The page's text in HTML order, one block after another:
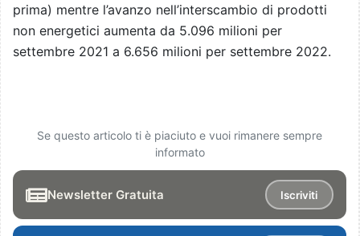
prima) mentre l’avanzo nell’interscambio di prodotti
non energetici aumenta da 5.096 milioni per
settembre 2021 a 6.656 milioni per settembre 2022.
Se questo articolo ti è piaciuto e vuoi rimanere sempre
informato
Newsletter Gratuita Iscriviti